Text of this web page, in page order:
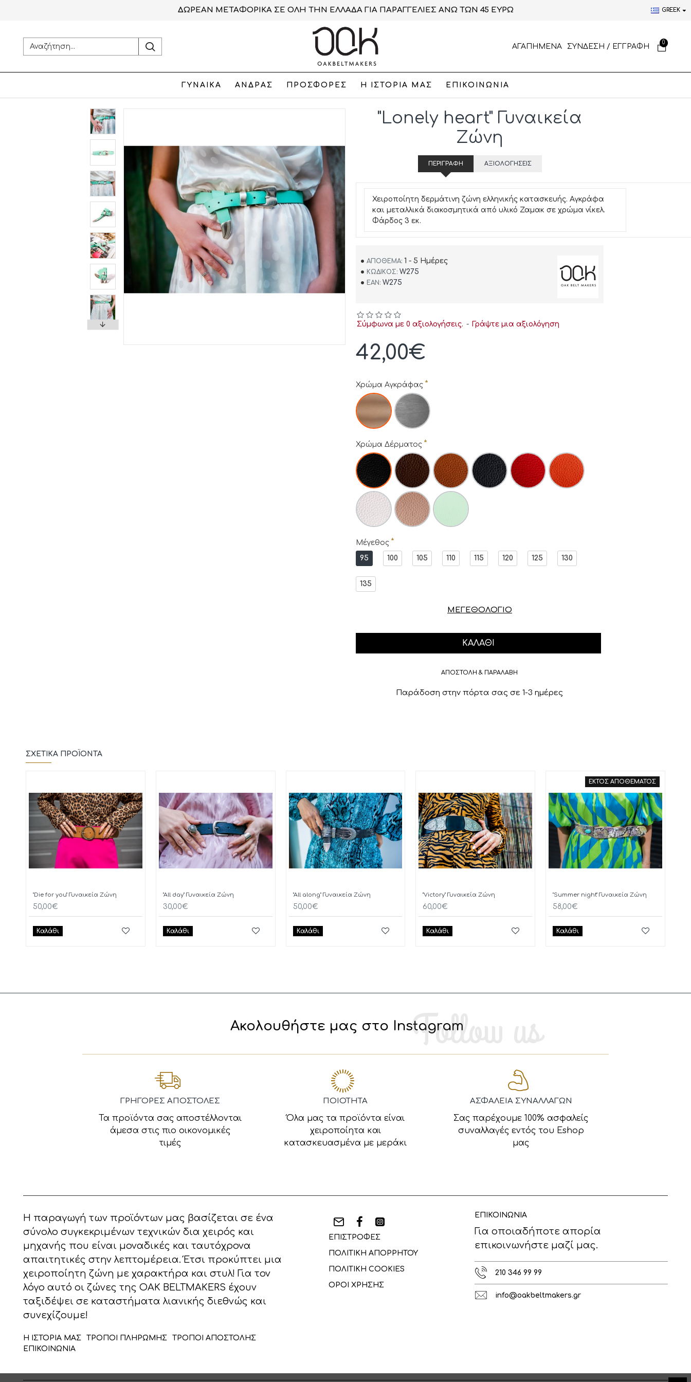
ΔΩΡΕΑΝ ΜΕΤΑΦΟΡΙΚΑ ΣΕ ΟΛΗ ΤΗΝ ΕΛΛΑΔΑ ΓΙΑ ΠΑΡΑΓΓΕΛΙΕΣ ΑΝΩ ΤΩΝ 45 ΕΥΡΩ GREEK
ΑΓΑΠΗΜΕΝΑ ΣΥΝΔΕΣΗ / ΕΓΓΡΑΦΗ 0
ΓΥΝΑΙΚΑ ΑΝΔΡΑΣ ΠΡΟΣΦΟΡΕΣ Η ΙΣΤΟΡΙΑ ΜΑΣ ΕΠΙΚΟΙΝΩΝΙΑ
"Lonely heart" Γυναικεία
Ζώνη
ΠΕΡΙΓΡΑΦΉ ΑΞΙΟΛΟΓΉΣΕΙΣ
Χειροποίητη δερμάτινη ζώνη ελληνικής κατασκευής. Αγκράφα
και μεταλλικά διακοσμητικά από υλικό Ζαμακ σε χρώμα νίκελ.
Φάρδος 3 εκ.
ΑΠΌΘΕΜΑ: 1 - 5 Ημέρες
ΚΩΔΙΚΌΣ: W275
EAN: W275
Σύμφωνα με 0 αξιολογήσεις. - Γράψτε μια αξιολόγηση
42,00€
Χρώμα Αγκράφας
Χρώμα Δέρματος
Μέγεθος
95
100 105 110 115 120 125 130
135
ΚΑΛΆΘΙ
ΜΕΓΕΘΟΛΟΓΙΟ
ΑΠΟΣΤΟΛΗ & ΠΑΡΑΛΑΒΗ
Παράδοση στην πόρτα σας σε 1-3 ημέρες
ΣΧΕΤΙΚΆ ΠΡΟΪΌΝΤΑ
"Die for you" Γυναικεία Ζώνη
50,00€
Καλάθι
"All day" Γυναικεία Ζώνη
30,00€
Καλάθι
"All along" Γυναικεία Ζώνη
50,00€
Καλάθι
"Victory" Γυναικεία Ζώνη
60,00€
Καλάθι
ΕΚΤΟΣ ΑΠΟΘΕΜΑΤΟΣ
"Summer night" Γυναικεία Ζώνη
58,00€
Καλάθι
Ακολουθήστε μας στο Instagram
ΓΡΗΓΟΡΕΣ ΑΠΟΣΤΟΛΕΣ
Τα προϊόντα σας αποστέλλονται
άμεσα στις πιο οικονομικές
τιμές
ΠΟΙΟΤΗΤΑ
Όλα μας τα προϊόντα είναι
χειροποίητα και
κατασκευασμένα με μεράκι
ΑΣΦΑΛΕΙΑ ΣΥΝΑΛΛΑΓΩΝ
Σας παρέχουμε 100% ασφαλείς
συναλλαγές εντός του Eshop
μας
Η παραγωγή των προϊόντων μας βασίζεται σε ένα
σύνολο συγκεκριμένων τεχνικών δια χειρός και
μηχανής που είναι μοναδικές και ταυτόχρονα
απαιτητικές στην λεπτομέρεια. Έτσι προκύπτει μια
χειροποίητη ζώνη με χαρακτήρα και στυλ! Για τον
λόγο αυτό οι ζώνες της OAK BELTMAKERS έχουν
ταξιδέψει σε καταστήματα λιανικής διεθνώς και
συνεχίζουμε!
Η ΙΣΤΟΡΙΑ ΜΑΣ ΤΡΟΠΟΙ ΠΛΗΡΩΜΗΣ
ΤΡΟΠΟΙ ΑΠΟΣΤΟΛΗΣ
ΕΠΙΚΟΙΝΩΝΙΑ
ΕΠΙΣΤΡΟΦΕΣ
ΠΟΛΙΤΙΚΗ ΑΠΟΡΡΗΤΟΥ
ΠΟΛΙΤΙΚΗ COOKIES
ΟΡΟΙ ΧΡΗΣΗΣ
ΕΠΙΚΟΙΝΩΝΙΑ
Για οποιαδήποτε απορία
επικοινωνήστε μαζί μας.
210 346 99 99
info@oakbeltmakers.gr